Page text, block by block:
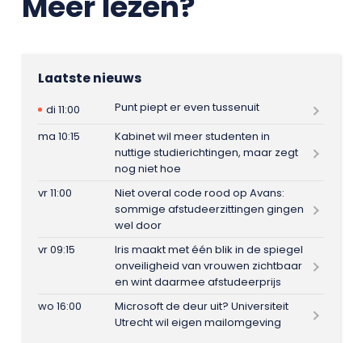
Laatste nieuws
di 11:00
Punt piept er even tussenuit
ma 10:15
Kabinet wil meer studenten in
nuttige studierichtingen, maar zegt
nog niet hoe
vr 11:00
Niet overal code rood op Avans:
sommige afstudeerzittingen gingen
wel door
vr 09:15
Iris maakt met één blik in de spiegel
onveiligheid van vrouwen zichtbaar
en wint daarmee afstudeerprijs
wo 16:00
Microsoft de deur uit? Universiteit
Utrecht wil eigen mailomgeving